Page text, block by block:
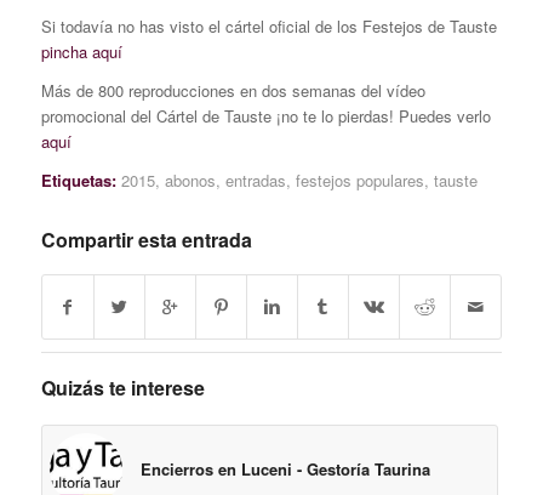
Si todavía no has visto el cártel oficial de los Festejos de Tauste
pincha aquí
Más de 800 reproducciones en dos semanas del vídeo
promocional del Cártel de Tauste ¡no te lo pierdas! Puedes verlo
aquí
Etiquetas: 2015, abonos, entradas, festejos populares, tauste
Compartir esta entrada
Quizás te interese
Encierros en Luceni - Gestoría Taurina